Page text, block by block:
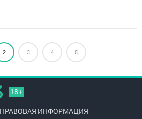
2 3 4 5
18+
ПРАВОВАЯ ИНФОРМАЦИЯ